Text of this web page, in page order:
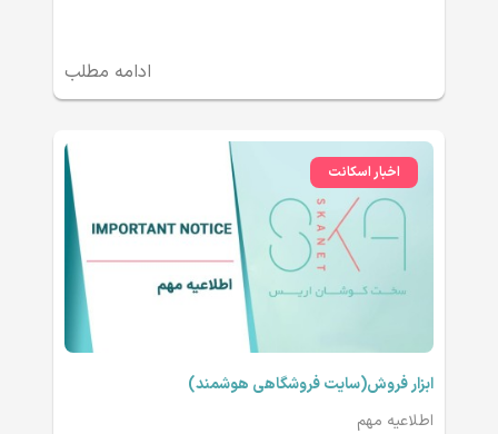
ادامه مطلب
اخبار اسکانت
ابزار فروش(سایت فروشگاهی هوشمند)
اطلاعیه مهم